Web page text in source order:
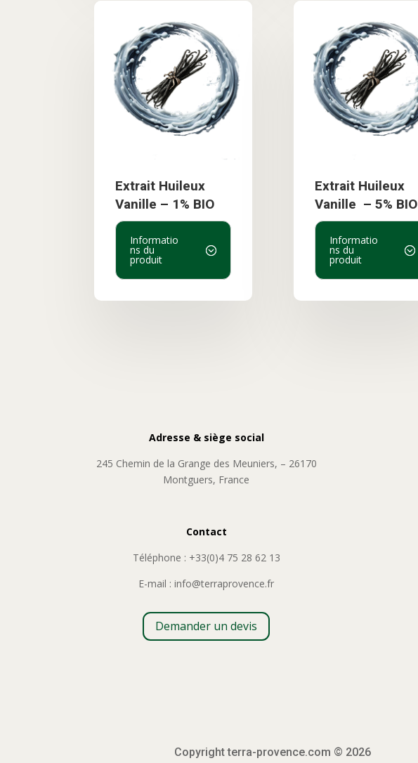
Extrait Huileux
Vanille – 1% BIO
Informatio
ns du
produit
Extrait Huileux
Vanille – 5% BIO
Informatio
ns du
produit
Adresse & siège social
245 Chemin de la Grange des Meuniers, – 26170
Montguers, France
Contact
Téléphone : +33(0)4 75 28 62 13
E-mail : info@terraprovence.fr
Demander un devis
Copyright terra-provence.com © 2026